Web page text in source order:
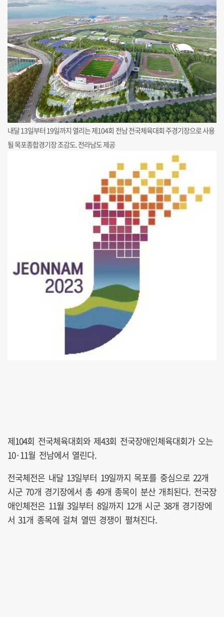
내달 13일부터 19일까지 열리는 제104회 전남 전국체육대회 주경기장으로 사용
될 목포종합경기장 조감도. 전라남도 제공
제104회 전국체육대회와 제43회 전국장애인체육대회가 오는
10·11월 전남에서 열린다.
전국체전은 내달 13일부터 19일까지 목포를 중심으로 22개
시군 70개 경기장에서 총 49개 종목이 분산 개최된다. 전국장
애인체전은 11월 3일부터 8일까지 12개 시군 38개 경기장에
서 31개 종목에 걸쳐 열띤 경쟁이 펼쳐진다.